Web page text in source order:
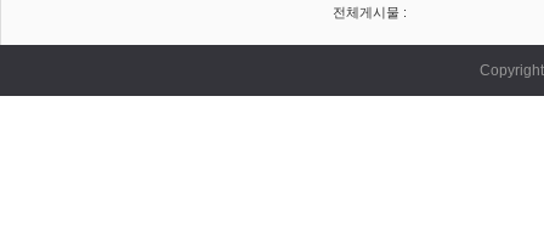
전체게시물 :